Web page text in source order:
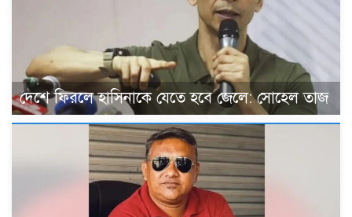
দেশে ফিরলে হাসিনাকে যেতে হবে জেলে: সোহেল তাজ